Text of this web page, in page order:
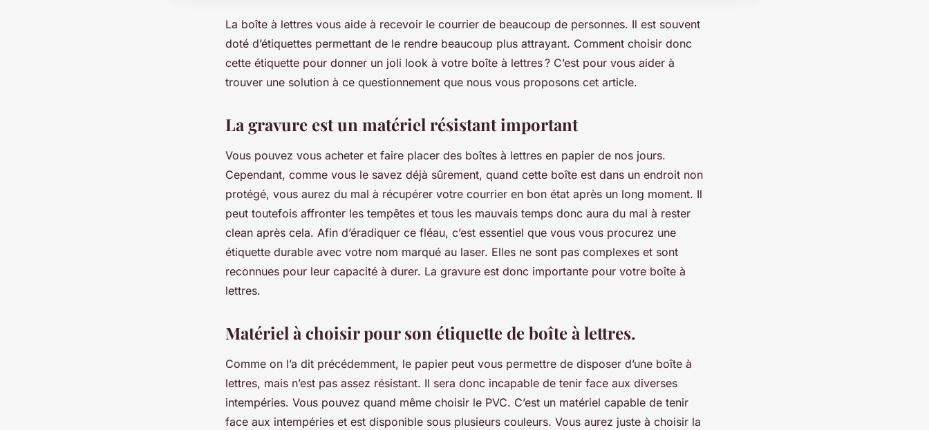
La boîte à lettres vous aide à recevoir le courrier de beaucoup de personnes. Il est souvent
doté d’étiquettes permettant de le rendre beaucoup plus attrayant. Comment choisir donc
cette étiquette pour donner un joli look à votre boîte à lettres ? C’est pour vous aider à
trouver une solution à ce questionnement que nous vous proposons cet article.
La gravure est un matériel résistant important
Vous pouvez vous acheter et faire placer des boîtes à lettres en papier de nos jours.
Cependant, comme vous le savez déjà sûrement, quand cette boîte est dans un endroit non
protégé, vous aurez du mal à récupérer votre courrier en bon état après un long moment. Il
peut toutefois affronter les tempêtes et tous les mauvais temps donc aura du mal à rester
clean après cela. Afin d’éradiquer ce fléau, c’est essentiel que vous vous procurez une
étiquette durable avec votre nom marqué au laser. Elles ne sont pas complexes et sont
reconnues pour leur capacité à durer. La gravure est donc importante pour votre boîte à
lettres.
Matériel à choisir pour son étiquette de boîte à lettres.
Comme on l’a dit précédemment, le papier peut vous permettre de disposer d’une boîte à
lettres, mais n’est pas assez résistant. Il sera donc incapable de tenir face aux diverses
intempéries. Vous pouvez quand même choisir le PVC. C’est un matériel capable de tenir
face aux intempéries et est disponible sous plusieurs couleurs. Vous aurez juste à choisir la